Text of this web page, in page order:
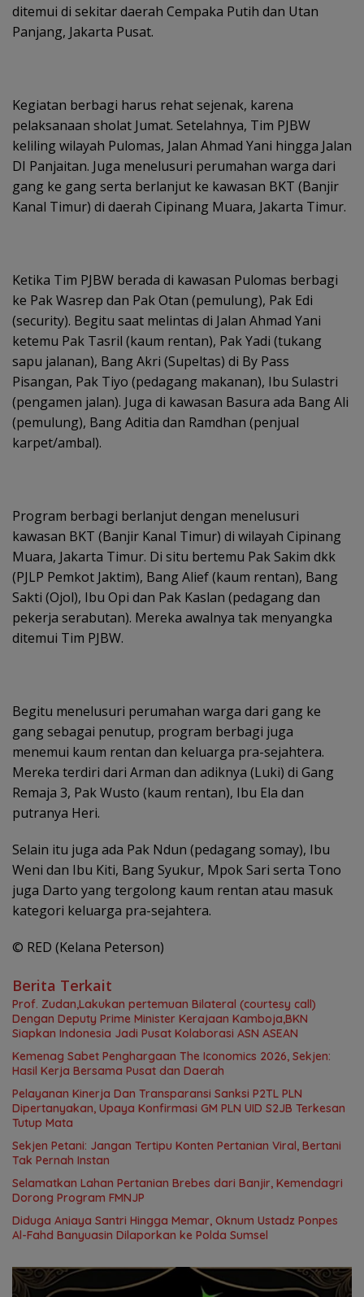
ditemui di sekitar daerah Cempaka Putih dan Utan
Panjang, Jakarta Pusat.
Kegiatan berbagi harus rehat sejenak, karena
pelaksanaan sholat Jumat. Setelahnya, Tim PJBW
keliling wilayah Pulomas, Jalan Ahmad Yani hingga Jalan
DI Panjaitan. Juga menelusuri perumahan warga dari
gang ke gang serta berlanjut ke kawasan BKT (Banjir
Kanal Timur) di daerah Cipinang Muara, Jakarta Timur.
Ketika Tim PJBW berada di kawasan Pulomas berbagi
ke Pak Wasrep dan Pak Otan (pemulung), Pak Edi
(security). Begitu saat melintas di Jalan Ahmad Yani
ketemu Pak Tasril (kaum rentan), Pak Yadi (tukang
sapu jalanan), Bang Akri (Supeltas) di By Pass
Pisangan, Pak Tiyo (pedagang makanan), Ibu Sulastri
(pengamen jalan). Juga di kawasan Basura ada Bang Ali
(pemulung), Bang Aditia dan Ramdhan (penjual
karpet/ambal).
Program berbagi berlanjut dengan menelusuri
kawasan BKT (Banjir Kanal Timur) di wilayah Cipinang
Muara, Jakarta Timur. Di situ bertemu Pak Sakim dkk
(PJLP Pemkot Jaktim), Bang Alief (kaum rentan), Bang
Sakti (Ojol), Ibu Opi dan Pak Kaslan (pedagang dan
pekerja serabutan). Mereka awalnya tak menyangka
ditemui Tim PJBW.
Begitu menelusuri perumahan warga dari gang ke
gang sebagai penutup, program berbagi juga
menemui kaum rentan dan keluarga pra-sejahtera.
Mereka terdiri dari Arman dan adiknya (Luki) di Gang
Remaja 3, Pak Wusto (kaum rentan), Ibu Ela dan
putranya Heri.
Selain itu juga ada Pak Ndun (pedagang somay), Ibu
Weni dan Ibu Kiti, Bang Syukur, Mpok Sari serta Tono
juga Darto yang tergolong kaum rentan atau masuk
kategori keluarga pra-sejahtera.
© RED (Kelana Peterson)
Berita Terkait
Prof. Zudan,Lakukan pertemuan Bilateral (courtesy call)
Dengan Deputy Prime Minister Kerajaan Kamboja,BKN
Siapkan Indonesia Jadi Pusat Kolaborasi ASN ASEAN
Kemenag Sabet Penghargaan The Iconomics 2026, Sekjen:
Hasil Kerja Bersama Pusat dan Daerah
Pelayanan Kinerja Dan Transparansi Sanksi P2TL PLN
Dipertanyakan, Upaya Konfirmasi GM PLN UID S2JB Terkesan
Tutup Mata
Sekjen Petani: Jangan Tertipu Konten Pertanian Viral, Bertani
Tak Pernah Instan
Selamatkan Lahan Pertanian Brebes dari Banjir, Kemendagri
Dorong Program FMNJP
Diduga Aniaya Santri Hingga Memar, Oknum Ustadz Ponpes
Al-Fahd Banyuasin Dilaporkan ke Polda Sumsel